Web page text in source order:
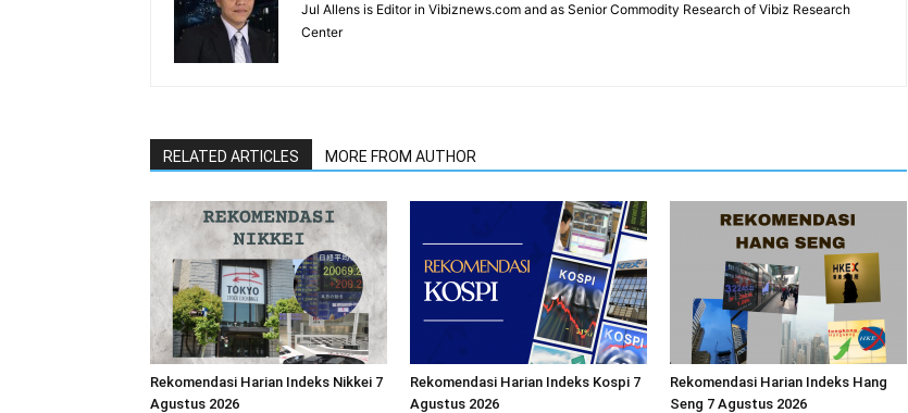
Jul Allens is Editor in Vibiznews.com and as Senior Commodity Research of Vibiz Research
Center
RELATED ARTICLES MORE FROM AUTHOR
Rekomendasi Harian Indeks Nikkei 7
Agustus 2026
Rekomendasi Harian Indeks Kospi 7
Agustus 2026
Rekomendasi Harian Indeks Hang
Seng 7 Agustus 2026